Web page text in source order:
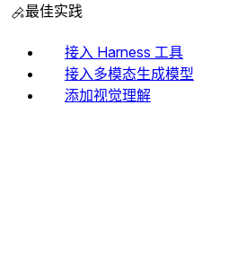
最佳实践
接入 Harness 工具
接入多模态生成模型
添加视觉理解